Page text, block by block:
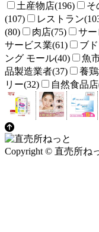
土産物店(196)
そ
(107)
レストラン
(80)
肉店(75) サー
サービス業(61)
ブ
ング モール(40)
魚
品製造業者(37)
養
リー(32)
自然食品
Copyright © 直売所ね